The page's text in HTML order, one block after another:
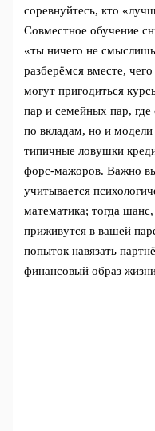
соревнуйтесь, кто
Совместное обучение
«ты ничего не
разберёмся вместе,
могут пригодиться
пар и семейных пар,
по вкладам, но и модели
типичные ловушки
форс‑мажоров. Важно
учитывается
математика; тогда
приживутся в вашей
попыток навязать
финансовый образ